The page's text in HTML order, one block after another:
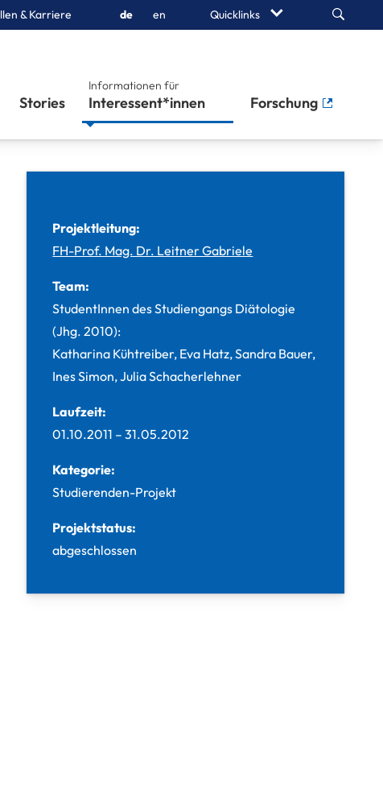
& Karriere de en Quicklinks Search
Stories
Informationen für
Interessent*innen Forschung
Projektleitung:
FH-Prof. Mag. Dr. Leitner Gabriele
Team:
StudentInnen des Studiengangs Diätologie
(Jhg. 2010):
Katharina Kühtreiber, Eva Hatz, Sandra Bauer,
Ines Simon, Julia Schacherlehner
Laufzeit:
01.10.2011 –31.05.2012
Kategorie:
Studierenden-Projekt
Projektstatus:
abgeschlossen